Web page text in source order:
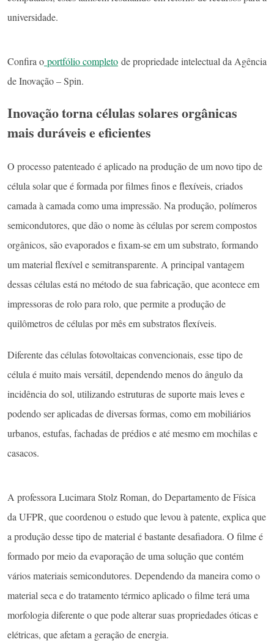
universidade.
Confira o portfólio completo de propriedade intelectual da Agência
de Inovação – Spin.
Inovação torna células solares orgânicas
mais duráveis e eficientes
O processo patenteado é aplicado na produção de um novo tipo de
célula solar que é formada por filmes finos e flexíveis, criados
camada à camada como uma impressão. Na produção, polímeros
semicondutores, que dão o nome às células por serem compostos
orgânicos, são evaporados e fixam-se em um substrato, formando
um material flexível e semitransparente. A principal vantagem
dessas células está no método de sua fabricação, que acontece em
impressoras de rolo para rolo, que permite a produção de
quilômetros de células por mês em substratos flexíveis.
Diferente das células fotovoltaicas convencionais, esse tipo de
célula é muito mais versátil, dependendo menos do ângulo da
incidência do sol, utilizando estruturas de suporte mais leves e
podendo ser aplicadas de diversas formas, como em mobiliários
urbanos, estufas, fachadas de prédios e até mesmo em mochilas e
casacos.
A professora Lucimara Stolz Roman, do Departamento de Física
da UFPR, que coordenou o estudo que levou à patente, explica que
a produção desse tipo de material é bastante desafiadora. O filme é
formado por meio da evaporação de uma solução que contém
vários materiais semicondutores. Dependendo da maneira como o
material seca e do tratamento térmico aplicado o filme terá uma
morfologia diferente o que pode alterar suas propriedades óticas e
elétricas, que afetam a geração de energia.